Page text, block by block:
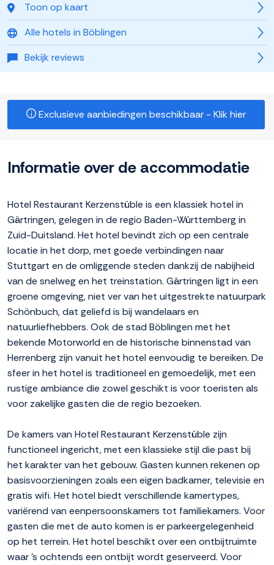
Toon op kaart
Alle hotels in Böblingen
Bekijk reviews
Exclusieve aanbiedingen beschikbaar - Klik hier
Informatie over de accommodatie
Hotel Restaurant Kerzenstüble is een klassiek hotel in
Gärtringen, gelegen in de regio Baden-Württemberg in
Zuid-Duitsland. Het hotel bevindt zich op een centrale
locatie in het dorp, met goede verbindingen naar
Stuttgart en de omliggende steden dankzij de nabijheid
van de snelweg en het treinstation. Gärtringen ligt in een
groene omgeving, niet ver van het uitgestrekte natuurpark
Schönbuch, dat geliefd is bij wandelaars en
natuurliefhebbers. Ook de stad Böblingen met het
bekende Motorworld en de historische binnenstad van
Herrenberg zijn vanuit het hotel eenvoudig te bereiken. De
sfeer in het hotel is traditioneel en gemoedelijk, met een
rustige ambiance die zowel geschikt is voor toeristen als
voor zakelijke gasten die de regio bezoeken.
De kamers van Hotel Restaurant Kerzenstüble zijn
functioneel ingericht, met een klassieke stijl die past bij
het karakter van het gebouw. Gasten kunnen rekenen op
basisvoorzieningen zoals een eigen badkamer, televisie en
gratis wifi. Het hotel biedt verschillende kamertypes,
variërend van eenpersoonskamers tot familiekamers. Voor
gasten die met de auto komen is er parkeergelegenheid
op het terrein. Het hotel beschikt over een ontbijtruimte
waar 's ochtends een ontbijt wordt geserveerd. Voor